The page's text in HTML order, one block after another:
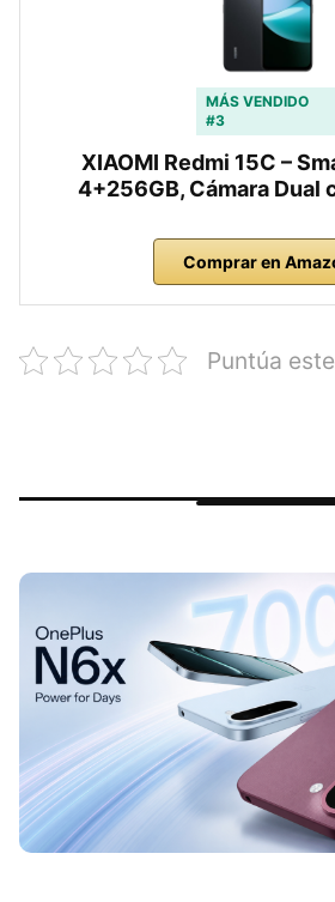
MÁS VENDIDO
#3
XIAOMI Redmi 15C –
4+256GB, Cámara Dual
Comprar en
Puntúa